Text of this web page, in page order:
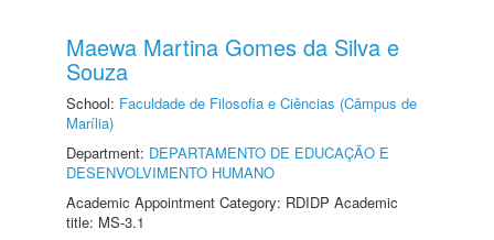
Maewa Martina Gomes da Silva e
Souza
School: Faculdade de Filosofia e Ciências (Câmpus de
Marília)
Department: DEPARTAMENTO DE EDUCAÇÃO E
DESENVOLVIMENTO HUMANO
Academic Appointment Category: RDIDP Academic
title: MS-3.1